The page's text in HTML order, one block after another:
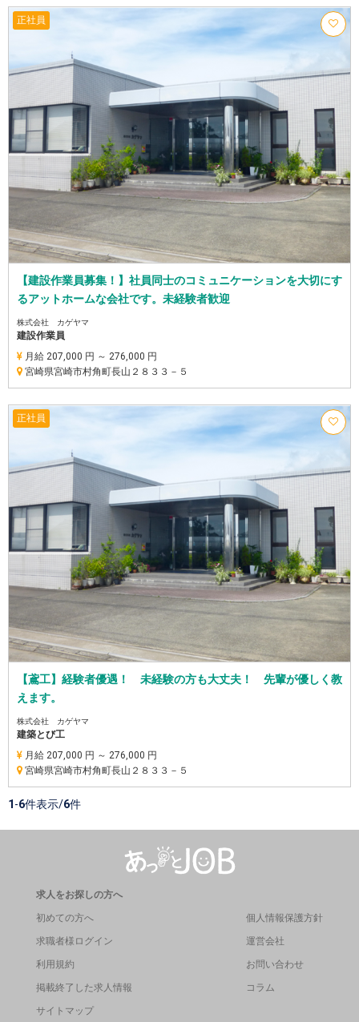
【建設作業員募集！】社員同士のコミュニケーションを大切にす
るアットホームな会社です。未経験者歓迎
株式会社 カゲヤマ
建設作業員
月給 207,000 円 ～ 276,000 円
宮崎県宮崎市村角町長山２８３３－５
正社員
【鳶工】経験者優遇！ 未経験の方も大丈夫！ 先輩が優しく教
えます。
株式会社 カゲヤマ
建築とび工
月給 207,000 円 ～ 276,000 円
宮崎県宮崎市村角町長山２８３３－５
正社員
1-6件表示/6件
求人をお探しの方へ
初めての方へ
求職者様ログイン
利用規約
掲載終了した求人情報
サイトマップ
個人情報保護方針
運営会社
お問い合わせ
コラム